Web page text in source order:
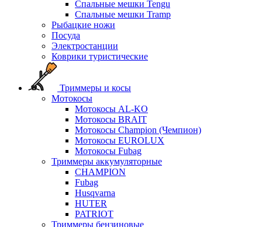
Спальные мешки Tengu
Спальные мешки Tramp
Рыбацкие ножи
Посуда
Электростанции
Коврики туристические
Триммеры и косы
Мотокосы
Мотокосы AL-KO
Мотокосы BRAIT
Мотокосы Champion (Чемпион)
Мотокосы EUROLUX
Мотокосы Fubag
Триммеры аккумуляторные
CHAMPION
Fubag
Husqvarna
HUTER
PATRIOT
Триммеры бензиновые